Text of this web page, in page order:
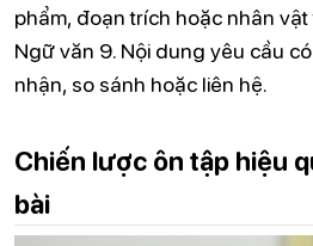
phẩm, đoạn trích hoặc nhân
Ngữ văn 9. Nội dung yêu cầu
nhận, so sánh hoặc liên hệ.
Chiến lược ôn tập hiệu
bài